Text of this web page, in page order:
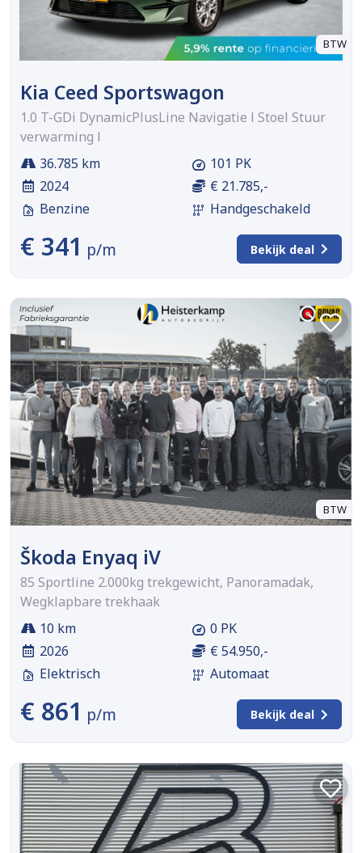
BTW
Kia Ceed Sportswagon
1.0 T-GDi DynamicPlusLine Navigatie l Stoel Stuur
verwarming l
36.785 km
2024
Benzine
101 PK
€ 21.785,-
Handgeschakeld
€ 341 p/m Bekijk deal
BTW
Škoda Enyaq iV
85 Sportline 2.000kg trekgewicht, Panoramadak,
Wegklapbare trekhaak
10 km
2026
Elektrisch
0 PK
€ 54.950,-
Automaat
€ 861 p/m Bekijk deal